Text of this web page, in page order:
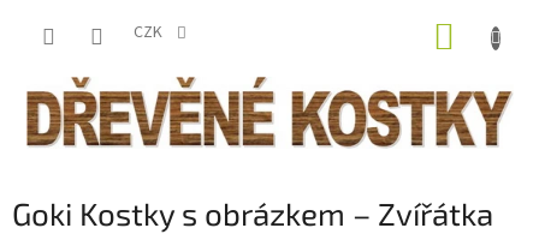
CZK
Goki Kostky s obrázkem – Zvířátka